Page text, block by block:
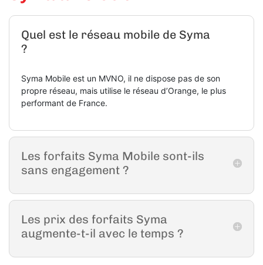
Quel est le réseau mobile de Syma
?
Syma Mobile est un MVNO, il ne dispose pas de son
propre réseau, mais utilise le réseau d’Orange, le plus
performant de France.
Les forfaits Syma Mobile sont-ils
sans engagement ?
Les prix des forfaits Syma
augmente-t-il avec le temps ?